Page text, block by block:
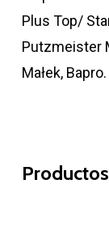
Plus Top/
Putzmeister
Małek, Bapro.